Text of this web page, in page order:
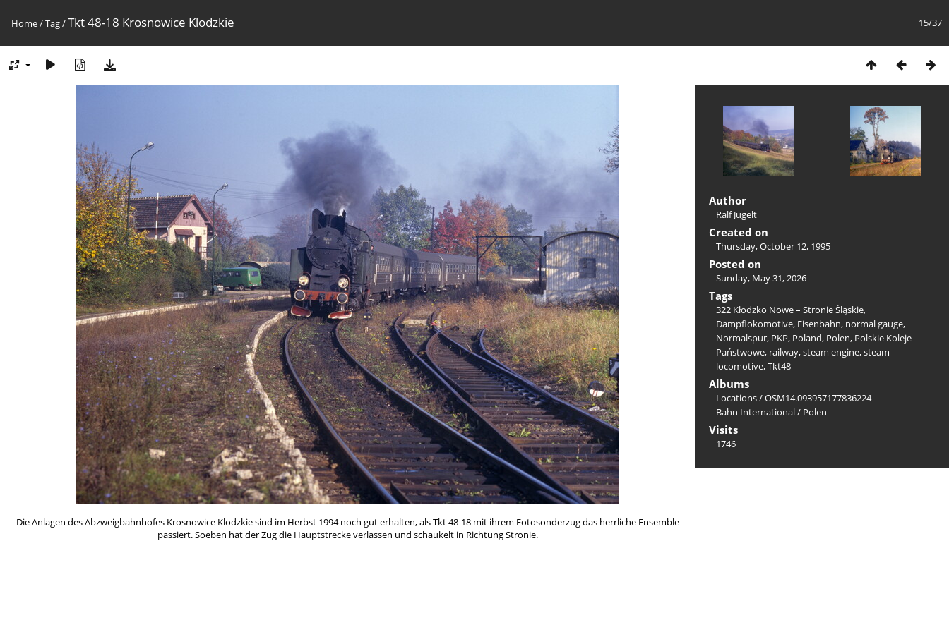
15/37
Home/Tag/Tkt 48-18 Krosnowice Klodzkie
Die Anlagen des Abzweigbahnhofes Krosnowice Klodzkie sind im Herbst 1994 noch gut erhalten, als Tkt 48-18 mit ihrem Fotosonderzug das herrliche Ensemble
passiert. Soeben hat der Zug die Hauptstrecke verlassen und schaukelt in Richtung Stronie.
Author
Ralf Jugelt
Created on
Thursday, October 12, 1995
Posted on
Sunday, May 31, 2026
Tags
322 Kłodzko Nowe – Stronie Śląskie,
Dampflokomotive, Eisenbahn, normal gauge,
Normalspur, PKP, Poland, Polen, Polskie Koleje
Państwowe, railway,steam engine,steam
locomotive,Tkt48
Albums
Locations/OSM14.093957177836224
Bahn International/ Polen
Visits
1746